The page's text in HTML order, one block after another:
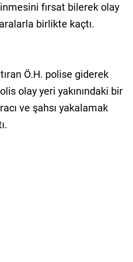
fırsat bilerek olay
birlikte kaçtı.
Ö.H. polise giderek
olay yeri yakınındaki bir
ve şahsı yakalamak